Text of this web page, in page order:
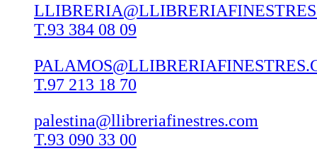
T.93 384 08 09
T.97 213 18 70
palestina@llibreriafinestres.com
T.93 090 33 00